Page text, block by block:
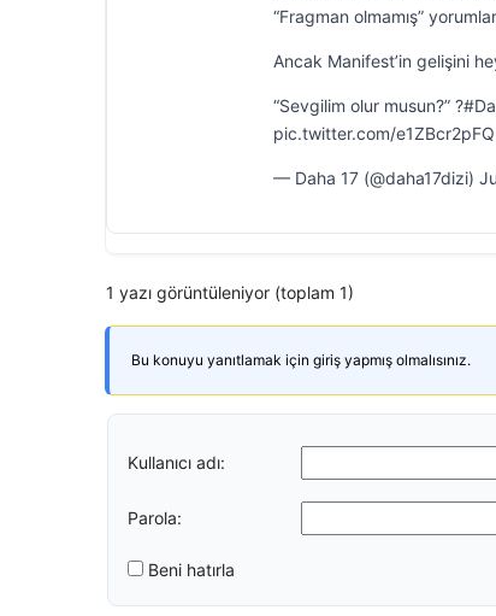
“Fragman olmamış”
Ancak Manifest’in gelişini
“Sevgilim olur musun?”
pic.twitter.com/e1ZBcr2pFQ
— Daha 17 (@daha17dizi)
1 yazı görüntüleniyor (toplam 1)
Bu konuyu yanıtlamak için giriş yapmış olmalısınız.
Kullanıcı adı:
Parola:
Beni hatırla